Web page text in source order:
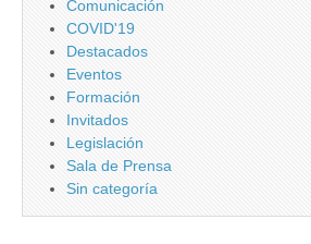
Comunicación
COVID'19
Destacados
Eventos
Formación
Invitados
Legislación
Sala de Prensa
Sin categoría